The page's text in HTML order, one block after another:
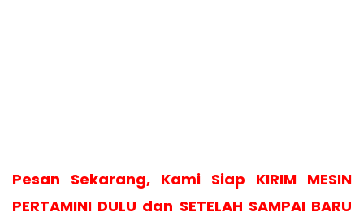
Pesan Sekarang, Kami Siap KIRIM MESIN
PERTAMINI DULU dan SETELAH SAMPAI BARU